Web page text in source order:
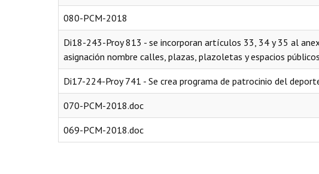
080-PCM-2018
Di18-243-Proy 813 - se incorporan artículos 33, 34 y 35 al
asignación nombre calles, plazas, plazoletas y espacios públicos
Di17-224-Proy 741 - Se crea programa de patrocinio del
070-PCM-2018.doc
069-PCM-2018.doc